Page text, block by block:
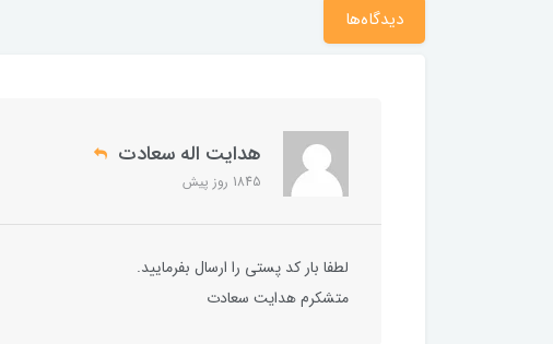
دیدگاه‌ها
هدایت اله سعادت
1845 روز پیش
لطفا بار کد پستی را ارسال بفرمایید.
متشکرم هدایت سعادت